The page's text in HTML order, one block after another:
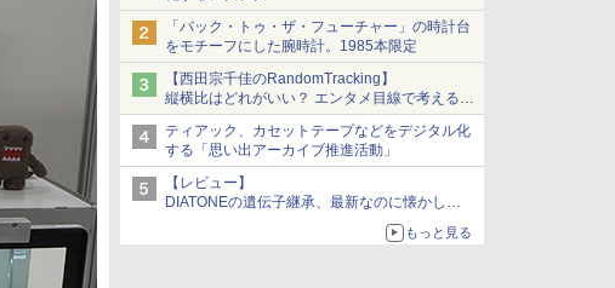
「バック・トゥ・ザ・フューチャー」の時計台
をモチーフにした腕時計。1985本限定
【西田宗千佳のRandomTracking】
縦横比はどれがいい？ エンタメ目線で考える、
サムスン新「Galaxy Z Fold」
ティアック、カセットテープなどをデジタル化
する「思い出アーカイブ推進活動」
【レビュー】
DIATONEの遺伝子継承、最新なのに懐かし
い“惚れる音”Tecnologia e Cuore「DS-TC52B」
もっと見る